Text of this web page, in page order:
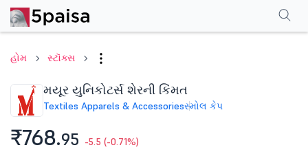
હોમ સ્ટૉક્સ
મયૂર યુનિકોટર્સ શેરની કિંમત
Textiles Apparels & Accessoriesસ્મોલ કેપ
₹768.95 -5.5 (-0.71%)
પરફોર્મન્સફાઇનાન્શિયલ્સ વધુ